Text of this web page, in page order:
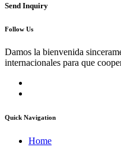
Send Inquiry
Follow Us
Damos la bienvenida
internacionales para que
Quick Navigation
Home